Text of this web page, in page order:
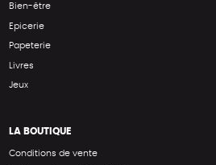
Bien-être
Epicerie
Papeterie
Livres
Jeux
LA BOUTIQUE
Conditions de vente